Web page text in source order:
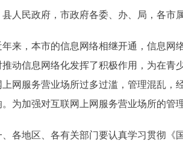
个人服务
县人民政府，市政府各委、办、局，各市
，本市的信息网络相继开通，信息网络
推动信息网络化发挥了积极作用，为在青
上网服务营业场所过多过滥，管理混乱，
。为加强对互联网上网服务营业场所的管
地区、各有关部门要认真学习贯彻《